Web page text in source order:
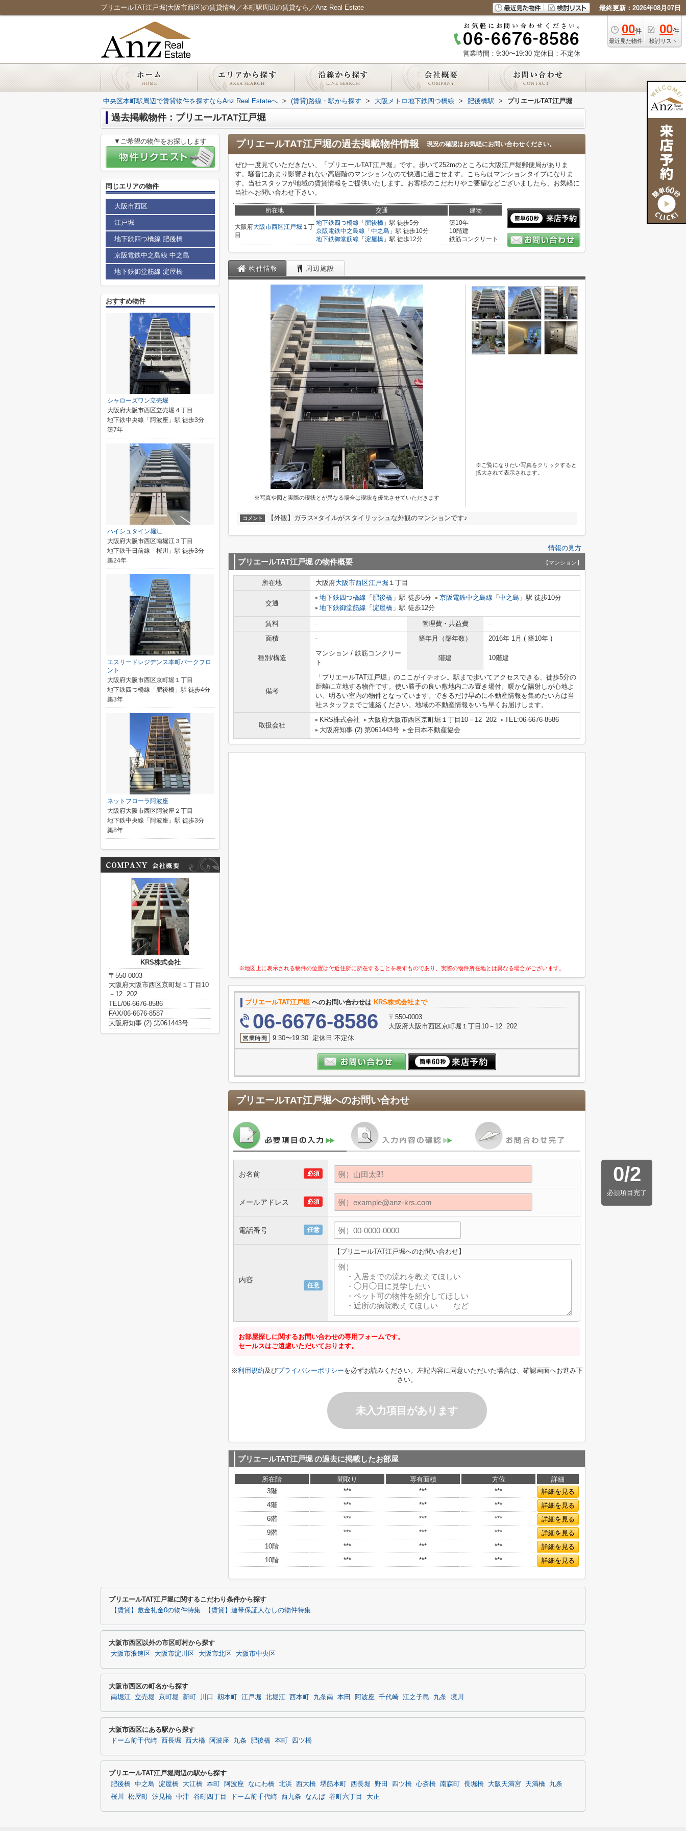
プリエールTAT江戸堀(大阪市西区)の賃貸情報／本町駅周辺の賃貸なら／Anz Real Estate 最終更新：2026年08月07日
00件
最近見た物件
00件
検討リスト
営業時間：9:30〜19:30 定休日：不定休
中央区本町駅周辺で賃貸物件を探すならAnz Real Estateへ > (賃貸)路線・駅から探す > 大阪メトロ地下鉄四つ橋線 > 肥後橋駅 > プリエールTAT江戸堀
過去掲載物件：プリエールTAT江戸堀
プリエールTAT江戸堀の過去掲載物件情報 現況の確認はお気軽にお問い合わせください。
ぜひ一度見ていただきたい、「プリエールTAT江戸堀」です。歩いて252mのところに大阪江戸堀郵便局がありま
す。騒音にあまり影響されない高層階のマンションなので快適に過ごせます。こちらはマンションタイプになりま
す。当社スタッフが地域の賃貸情報をご提供いたします。お客様のこだわりやご要望などございましたら、お気軽に
当社へお問い合わせ下さい。
所在地 交通 建物
大阪府大阪市西区江戸堀 １丁
目
地下鉄四つ橋線 「 肥後橋 」駅 徒歩5分
京阪電鉄中之島線 「 中之島 」駅 徒歩10分
地下鉄御堂筋線 「 淀屋橋 」駅 徒歩12分
築10年
10階建
鉄筋コンクリート
物件情報 周辺施設
※写真や図と実際の現状とが異なる場合は現状を優先させていただきます
※ご覧になりたい写真をクリックすると
拡大されて表示されます。
コメント 【外観】ガラス×タイルがスタイリッシュな外観のマンションです♪
情報の見方
プリエールTAT江戸堀の物件概要 【マンション】
所在地 大阪府大阪市西区江戸堀 １丁目
交通
地下鉄四つ橋線 「 肥後橋 」駅 徒歩5分 京阪電鉄中之島線 「 中之島 」駅 徒歩10分
地下鉄御堂筋線 「 淀屋橋 」駅 徒歩12分
賃料 - 管理費・共益費
-
面積
- 築年月（築年数） 2016年 1月 ( 築10年 )
種別/構造
マンション / 鉄筋コンクリー
ト
階建 10階建
備考
「プリエールTAT江戸堀」のここがイチオシ。駅まで歩いてアクセスできる、徒歩5分の
距離に立地する物件です。使い勝手の良い敷地内ごみ置き場付。暖かな陽射しが心地よ
い、明るい室内の物件となっています。できるだけ早めに不動産情報を集めたい方は当
社スタッフまでご連絡ください。地域の不動産情報をいち早くお届けします。
取扱会社
KRS株式会社 大阪府大阪市西区京町堀１丁目10－12 202
TEL:06-6676-8586
大阪府知事 (2) 第061443号
全日本不動産協会
※地図上に表示される物件の位置は付近住所に所在することを表すものであり、実際の物件所在地とは異なる場合がございます。
プリエールTAT江戸堀 へのお問い合わせは KRS株式会社まで
06-6676-8586
〒550-0003
大阪府大阪市西区京町堀１丁目10－12 202
9:30〜19:30 定休日:不定休
プリエールTAT江戸堀へのお問い合わせ
0/2
必須項目完了
必須
お名前
必須
メールアドレス
任意
電話番号
任意
内容
【プリエールTAT江戸堀へのお問い合わせ】
お部屋探しに関するお問い合わせの専用フォームです。
セールスはご遠慮いただいております。
※利用規約及びプライバシーポリシーを必ずお読みください。左記内容に同意いただいた場合は、確認画面へお進み下
さい。
未入力項目があります
プリエールTAT江戸堀の過去に掲載したお部屋
所在階 間取り 専有面積 方位
詳細
3階
*** *** ***
詳細を見る
4階
*** *** ***
詳細を見る
6階
*** *** ***
詳細を見る
9階
*** *** ***
詳細を見る
10階
*** *** ***
詳細を見る
10階
*** *** *** 詳細を見る
▼ご希望の物件をお探しします
同じエリアの物件
大阪市西区
江戸堀
地下鉄四つ橋線 肥後橋
京阪電鉄中之島線 中之島
地下鉄御堂筋線 淀屋橋
おすすめ物件
シャローズワン立売堀
大阪府大阪市西区立売堀４丁目
地下鉄中央線「阿波座」駅 徒歩3分
築7年
ハイシュタイン堀江
大阪府大阪市西区南堀江３丁目
地下鉄千日前線「桜川」駅 徒歩3分
築24年
エスリードレジデンス本町パークフロ
ント
大阪府大阪市西区京町堀１丁目
地下鉄四つ橋線「肥後橋」駅 徒歩4分
築3年
ネットフローラ阿波座
大阪府大阪市西区阿波座２丁目
地下鉄中央線「阿波座」駅 徒歩3分
築8年
KRS株式会社
〒550-0003
大阪府大阪市西区京町堀１丁目10
－12 202
TEL/06-6676-8586
FAX/06-6676-8587
大阪府知事 (2) 第061443号
プリエールTAT江戸堀に関するこだわり条件から探す
【賃貸】敷金礼金0の物件特集 【賃貸】連帯保証人なしの物件特集
大阪市西区以外の市区町村から探す
大阪市浪速区 大阪市淀川区 大阪市北区 大阪市中央区
大阪市西区の町名から探す
南堀江 立売堀 京町堀 新町 川口 靱本町 江戸堀 北堀江 西本町 九条南 本田 阿波座 千代崎 江之子島 九条 境川
大阪市西区にある駅から探す
ドーム前千代崎 西長堀 西大橋 阿波座 九条 肥後橋 本町 四ツ橋
プリエールTAT江戸堀周辺の駅から探す
肥後橋 中之島 淀屋橋 大江橋 本町 阿波座 なにわ橋 北浜 西大橋 堺筋本町 西長堀 野田 四ツ橋 心斎橋 南森町 長堀橋 大阪天満宮 天満橋
九条
桜川
松屋町 汐見橋 中津 谷町四丁目 ドーム前千代崎 西九条 なんば 谷町六丁目 大正